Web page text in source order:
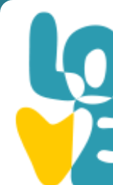
You are here: Home
SEARAYS
SEARAYS